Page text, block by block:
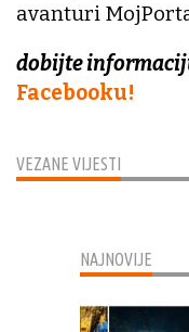
VEZANE VIJESTI
avanturi
dobijte
Facebooku!
NAJNOVIJE